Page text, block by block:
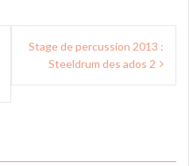
Stage de percussion 2013 :
Steeldrum des ados 2